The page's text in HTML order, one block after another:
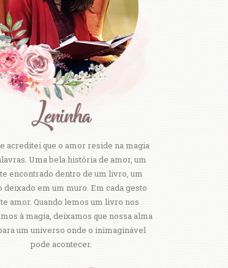
acreditei que o amor reside na magia
Uma bela história de amor, um
encontrado dentro de um livro, um
deixado em um muro. Em cada gesto
amor. Quando lemos um livro nos
à magia, deixamos que nossa alma
um universo onde o inimaginável
pode acontecer.